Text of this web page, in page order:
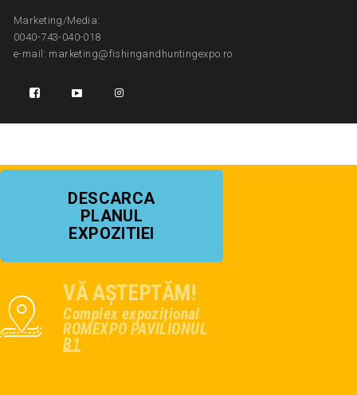
Marketing/Media:
0040-743-040-018
e-mail: marketing@fishingandhuntingexpo.ro
DESCARCA
PLANUL
EXPOZITIEI
VĂ AȘTEPTĂM!
Complex expozițional
ROMEXPO PAVILIONUL
B1